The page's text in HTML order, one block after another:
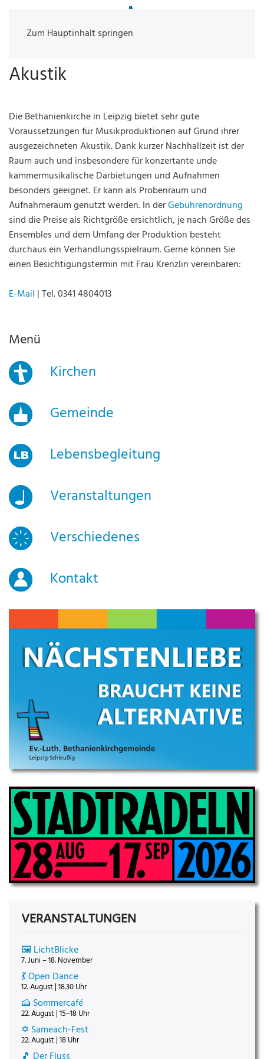
Zum Hauptinhalt springen
Akustik
Die Bethanienkirche in Leipzig bietet sehr gute
Voraussetzungen für Musikproduktionen auf Grund ihrer
ausgezeichneten Akustik. Dank kurzer Nachhallzeit ist der
Raum auch und insbesondere für konzertante unde
kammermusikalische Darbietungen und Aufnahmen
besonders geeignet. Er kann als Probenraum und
Aufnahmeraum genutzt werden. In derGebührenordnung
sind die Preise als Richtgröße ersichtlich, je nach Größe des
Ensembles und dem Umfang der Produktion besteht
durchaus ein Verhandlungsspielraum. Gerne können Sie
einen Besichtigungstermin mit Frau Krenzlin vereinbaren:
E-Mail | Tel. 0341 4804013
Menü
Kirchen
Gemeinde
Lebensbegleitung
Veranstaltungen
Verschiedenes
Kontakt
VERANSTALTUNGEN
🖼️ LichtBlicke
7. Juni – 18. November
💃 Open Dance
12. August | 18.30 Uhr
🍰 Sommercafé
22. August | 15–18 Uhr
✡️ Sameach-Fest
22. August | 18 Uhr